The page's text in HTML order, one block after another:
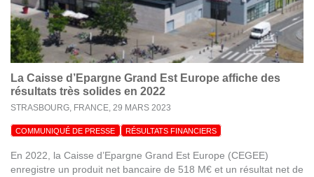
La Caisse d’Epargne Grand Est Europe affiche des
résultats très solides en 2022
STRASBOURG, FRANCE, 29 MARS 2023
COMMUNIQUÉ DE PRESSE RÉSULTATS FINANCIERS
En 2022, la Caisse d’Epargne Grand Est Europe (CEGEE)
enregistre un produit net bancaire de 518 M€ et un résultat net de